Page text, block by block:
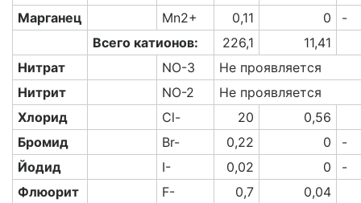
Марганец
Mn2+ 0,11 0
-
Всего катионов:
226,1
11,41
Нитрат
NO-3
Не проявляется
Нитрит
NO-2
Не проявляется
Хлорид
Cl- 20
0,56
Бромид
Br- 0,22 0
-
Йодид
I- 0,02 0
-
Флюорит
F- 0,7
0,04